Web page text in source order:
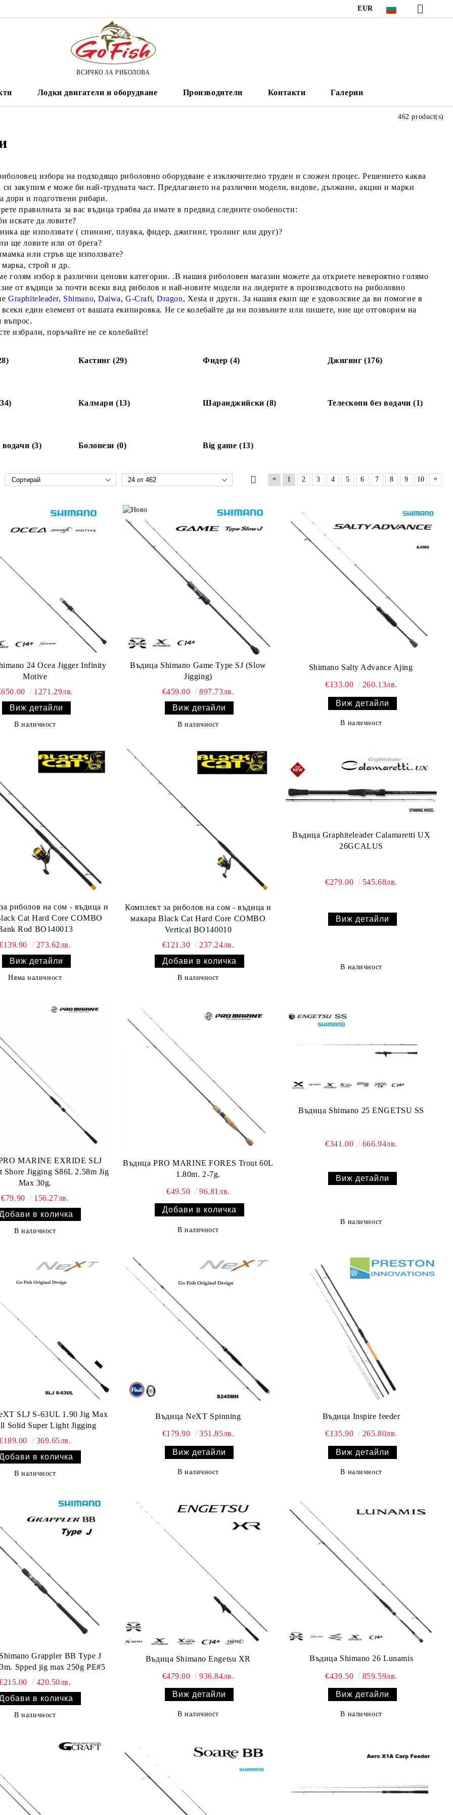
EUR
ВСИЧКО ЗА РИБОЛОВА
Лодки двигатели и оборудване Производители Контакти Галерии
избора на подходящо риболовно оборудване е изключително труден и сложен процес. Решението каква
си закупим е може би най-трудната част. Предлагането на различни модели, видове, дължини, акции и марки
дори и подготвени рибари.
правилната за вас въдица трябва да имате в предвид следните оsобености:
искате да ловите?
ще използвате ( спининг, плувка, фидер, джигинг, тролинг или друг)?
ще ловите или от брега?
или стръв ще използвате?
строй и др.
голям избор в различни ценови категории. .В нашия риболовен магазин можете да откриете невероятно голямо
от въдици за почти всеки вид риболов и най-новите модели на лидерите в производсвото на риболовно
Graphiteleader, Shimano,Daiwa,G-Craft,Dragon, Xesta и други. За нашия екип ще е удоволсвие да ви помогне в
всеки един елемент от вашата екипировка. Не се колебайте да ни позвъните или пишете, ние ще отговорим на
въпрос.
избрали, поръчайте не се колебайте!
Кастинг (29) Фидер (4) Джигинг (176)
Калмари (13) Шаранджийски (8) Телескопи без водачи (1)
водачи (3) Болонези (0) Big game (13)
462 product(s)
« 1 2 3 4 5 6 7 8 9 10 »
24 Ocea Jigger Infinity
Motive
1271.29лв.
Виж детайли
В наличност
Въдица Shimano Game Type SJ (Slow
Jigging)
€459.00
897.73лв.
Виж детайли
В наличност
Shimano Salty Advance Ajing
€133.00 260.13лв.
Виж детайли
В наличност
риболов на сом - въдица и
Cat Hard Core COMBO
Rod BO140013
273.62лв.
Виж детайли
Няма наличност
Комплект за риболов на сом - въдица и
макара Black Cat Hard Core COMBO
Vertical BO140010
€121.30
237.24лв.
В наличност
Въдица Graphiteleader Calamaretti UX
26GCALUS
€279.00 545.68лв.
Виж детайли
В наличност
MARINE EXRIDE SLJ
Shore Jigging S86L 2.58m Jig
Max 30g.
€79.90
156.27лв.
В наличност
Въдица PRO MARINE FORES Trout 60L
1.80m. 2-7g.
€49.50 96.81лв.
В наличност
Въдица Shimano 25 ENGETSU SS
€341.00 666.94лв.
Виж детайли
В наличност
SLJ S-63UL 1.90 Jig Max
Solid Super Light Jigging
369.65лв.
В наличност
Въдица NeXT Spinning
€179.90 351.85лв.
Виж детайли
В наличност
Въдица Inspire feeder
€135.90 265.80лв.
Виж детайли
В наличност
Grappler BB Type J
Spped jig max 250g PE#5
420.50лв.
В наличност
Въдица Shimano Engetsu XR
€479.00
936.84лв.
Виж детайли
В наличност
Въдица Shimano 26 Lunamis
€439.50 859.59лв.
Виж детайли
В наличност